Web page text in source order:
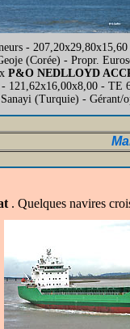
-
(Corée) - Propr.
P&O NEDLLOYD
121,62x16,00x8,00 - TE
(Turquie) -
. Quelques navires